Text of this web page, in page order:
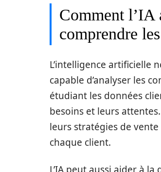
Comment l’IA
comprendre
L’intelligence artificielle
capable d’analyser les
étudiant les données
besoins et leurs
leurs stratégies de
chaque client.